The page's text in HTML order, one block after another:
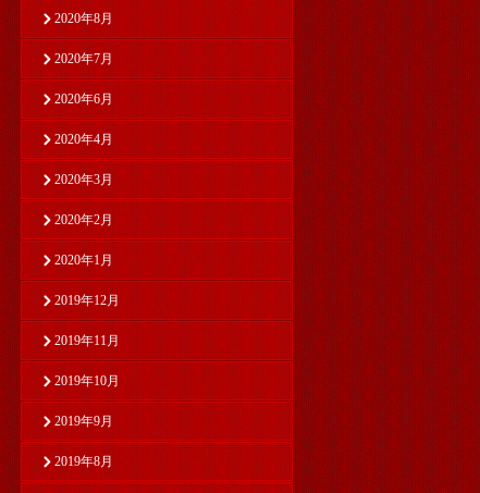
2020年8月
2020年7月
2020年6月
2020年4月
2020年3月
2020年2月
2020年1月
2019年12月
2019年11月
2019年10月
2019年9月
2019年8月